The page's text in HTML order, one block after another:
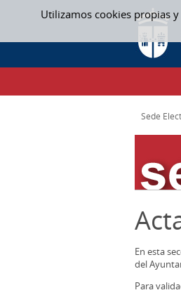
Utilizamos cookies propias
Saltar al contenido
2020 -
CAMINO
Sede
En esta
del
Para